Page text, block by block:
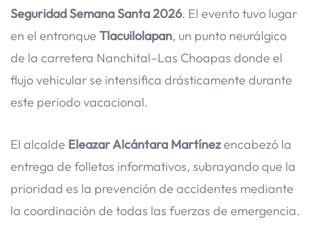
Seguridad Semana Santa 2026. El evento tuvo lugar
en el entronque Tlacuilolapan, un punto neurálgico
de la carretera Nanchital–Las Choapas donde el
flujo vehicular se intensifica drásticamente durante
este periodo vacacional.
El alcalde Eleazar Alcántara Martínezencabezó la
entrega de folletos informativos, subrayando que la
prioridad es la prevención de accidentes mediante
la coordinación de todas las fuerzas de emergencia.